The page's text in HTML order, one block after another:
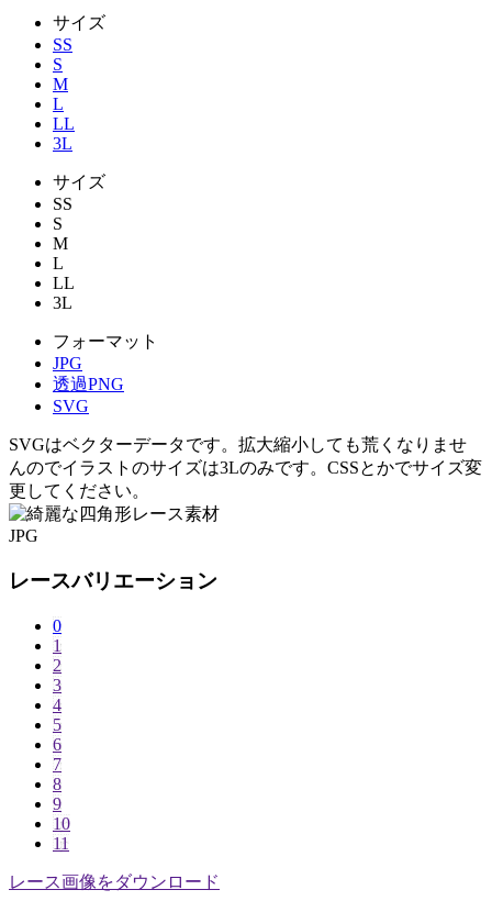
サイズ
SS
S
M
L
LL
3L
サイズ
SS
S
M
L
LL
3L
フォーマット
JPG
透過PNG
SVG
SVGはベクターデータです。拡大縮小しても荒くなりませ
んのでイラストのサイズは3Lのみです。CSSとかでサイズ変
更してください。
JPG
レースバリエーション
0
1
2
3
4
5
6
7
8
9
10
11
レース画像をダウンロード